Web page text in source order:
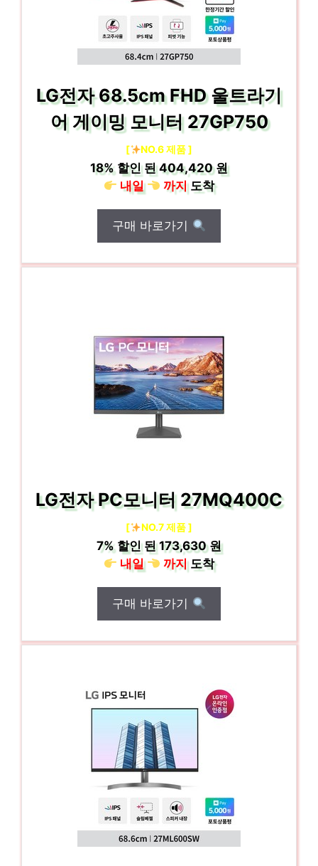
LG전자 68.5cm FHD 울트라기
어 게이밍 모니터 27GP750
[ NO.6 제품 ]
18%할인 된404,420 원
내일
까지도착
구매 바로가기
LG전자 PC모니터 27MQ400C
[ NO.7 제품 ]
7%할인 된173,630 원
내일
까지도착
구매 바로가기